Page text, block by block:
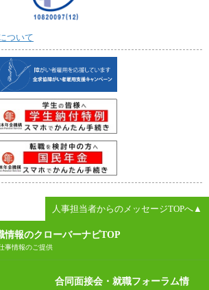
ついて
人事担当者からのメッセージTOPへ▲
情報のクローバーナビTOP
事情報のご提供
合同面接会・就職フォーラム情